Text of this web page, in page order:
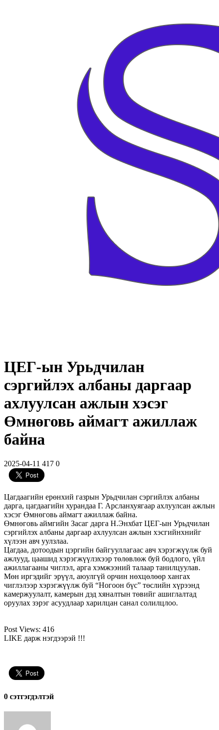
ЦЕГ-ын Урьдчилан
сэргийлэх албаны даргаар
ахлуулсан ажлын хэсэг
Өмнөговь аймагт ажиллаж
байна
2025-04-11 417 0
Цагдаагийн ерөнхий газрын Урьдчилан сэргийлэх албаны
дарга, цагдаагийн хурандаа Г. Арсланхуягаар ахлуулсан ажлын
хэсэг Өмнөговь аймагт ажиллаж байна.
Өмнөговь аймгийн Засаг дарга Н.Энхбат ЦЕГ-ын Урьдчилан
сэргийлэх албаны даргаар ахлуулсан ажлын хэсгийнхнийг
хүлээн авч уулзлаа.
Цагдаа, дотоодын цэргийн байгууллагаас авч хэрэгжүүлж буй
ажлууд, цаашид хэрэгжүүлэхээр төлөвлөж буй бодлого, үйл
ажиллагааны чиглэл, арга хэмжээний талаар танилцуулав.
Мөн иргэдийг эрүүл, аюулгүй орчин нөхцөлөөр хангах
чиглэлээр хэрэгжүүлж буй “Ногоон бүс” төслийн хүрээнд
камержуулалт, камерын дэд хяналтын төвийг ашиглалтад
оруулах зэрэг асуудлаар харилцан санал солилцлоо.
Post Views: 416
LIKE дарж нэгдээрэй !!!
0 cэтгэгдэлтэй